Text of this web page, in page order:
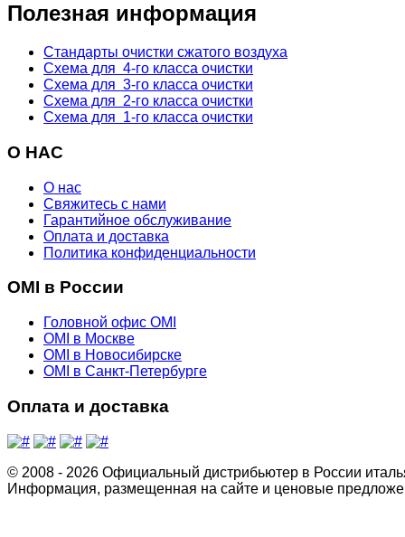
Полезная информация
Стандарты очистки сжатого воздуха
Схема для 4-го класса очистки
Схема для 3-го класса очистки
Схема для 2-го класса очистки
Схема для 1-го класса очистки
О НАС
О нас
Свяжитесь с нами
Гарантийное обслуживание
Оплата и доставка
Политика конфиденциальности
OMI в России
Головной офис OMI
OMI в Москве
OMI в Новосибирске
OMI в Санкт-Петербурге
Оплата и доставка
© 2008 - 2026 Официальный дистрибьютер в России
Информация, размещенная на сайте и ценовые